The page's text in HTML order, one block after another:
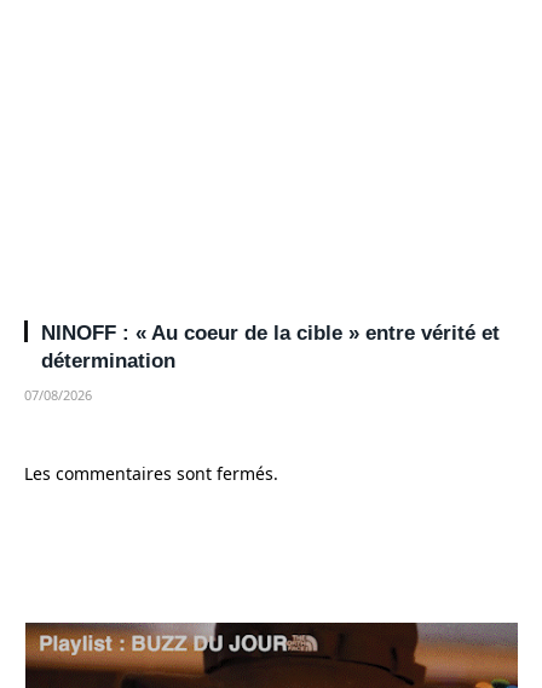
NINOFF : « Au coeur de la cible » entre vérité et
détermination
07/08/2026
Les commentaires sont fermés.